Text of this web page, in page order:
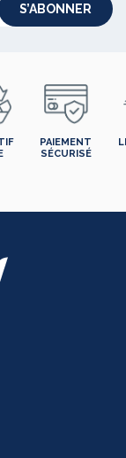
S’ABONNER
PAIEMENT
SÉCURISÉ